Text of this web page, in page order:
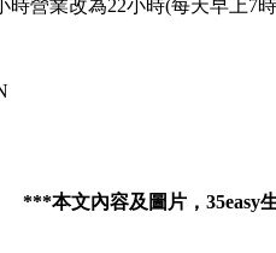
營業改為22小時(每天早上
***本文內容及圖片，35easy